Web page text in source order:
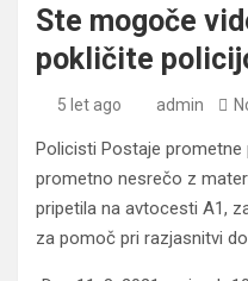
Ste mogoče
pokličite
5 let ago admin
Policisti Postaje prometne
prometno nesrečo z
pripetila na avtocesti A1,
za pomoč pri razjasnitvi